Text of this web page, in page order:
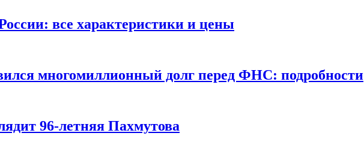
все характеристики и цены
многомиллионный долг перед ФНС: подробности
96-летняя Пахмутова